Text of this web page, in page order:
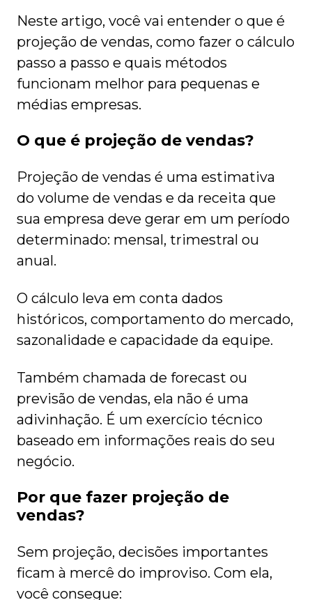
Neste artigo, você vai entender o que é
projeção de vendas, como fazer o cálculo
passo a passo e quais métodos
funcionam melhor para pequenas e
médias empresas.
O que é projeção de vendas?
Projeção de vendas é uma estimativa
do volume de vendas e da receita que
sua empresa deve gerar em um período
determinado: mensal, trimestral ou
anual.
O cálculo leva em conta dados
históricos, comportamento do mercado,
sazonalidade e capacidade da equipe.
Também chamada de forecast ou
previsão de vendas, ela não é uma
adivinhação. É um exercício técnico
baseado em informações reais do seu
negócio.
Por que fazer projeção de
vendas?
Sem projeção, decisões importantes
ficam à mercê do improviso. Com ela,
você consegue: